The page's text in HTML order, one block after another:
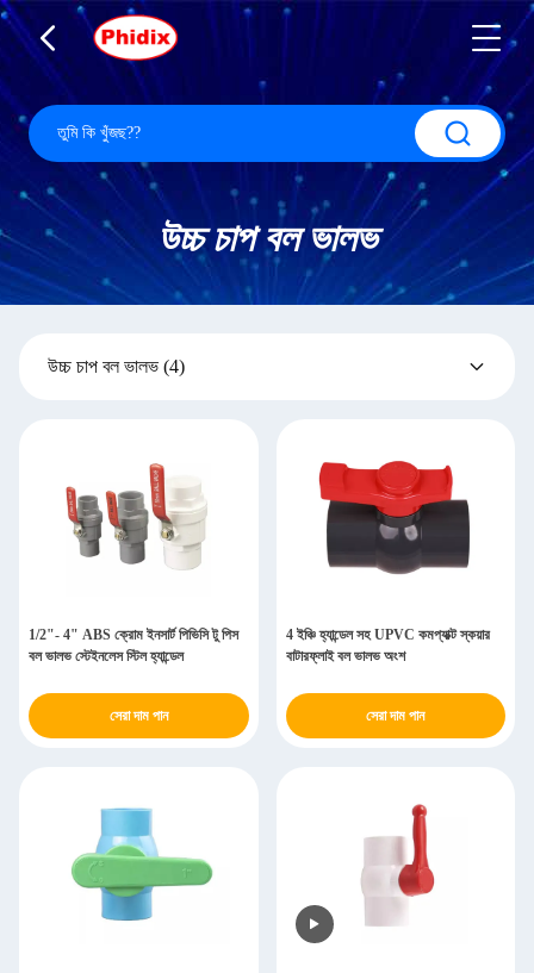
উচ্চ চাপ বল ভালভ
উচ্চ চাপ বল ভালভ (4)
1/2"- 4" ABS ক্রোম ইনসার্ট পিভিসি টু পিস
বল ভালভ স্টেইনলেস স্টিল হ্যান্ডেল
সেরা দাম পান
4 ইঞ্চি হ্যান্ডেল সহ UPVC কমপ্যাক্ট স্কয়ার
বাটারফ্লাই বল ভালভ অংশ
সেরা দাম পান